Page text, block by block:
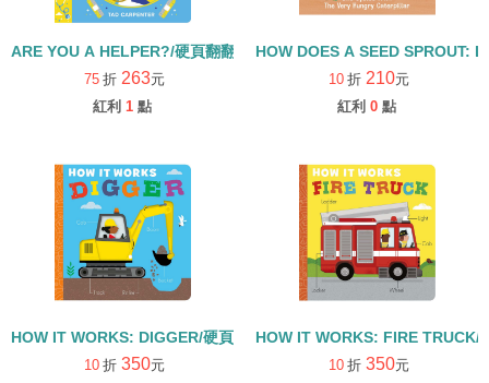
ARE YOU A HELPER?/硬頁翻翻書
75 折 263元
紅利 1 點
HOW DOES A SEED SPROUT:
10 折 210元
紅利 0 點
HOW IT WORKS: DIGGER/硬頁書
10 折 350元
HOW IT WORKS: FIRE TRUCK/
10 折 350元